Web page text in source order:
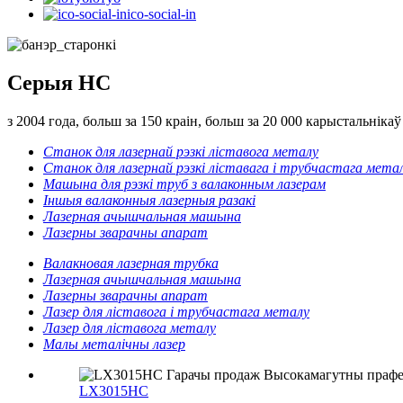
ico-social-in
Серыя HC
з 2004 года, больш за 150 краін, больш за 20 000 карыстальнікаў
Станок для лазернай рэзкі ліставога металу
Станок для лазернай рэзкі ліставага і трубчастага
Машына для рэзкі труб з валаконным лазерам
Іншыя валаконныя лазерныя разакі
Лазерная ачышчальная машына
Лазерны зварачны апарат
Валакновая лазерная трубка
Лазерная ачышчальная машына
Лазерны зварачны апарат
Лазер для ліставога і трубчастага металу
Лазер для ліставога металу
Малы металічны лазер
LX3015HC